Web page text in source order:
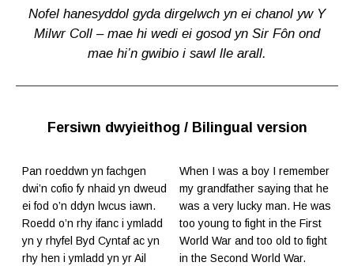
Nofel hanesyddol gyda dirgelwch yn ei chanol yw Y
Milwr Coll – mae hi wedi ei gosod yn Sir Fôn ond
mae hi’n gwibio i sawl lle arall.
Fersiwn dwyieithog / Bilingual version
Pan roeddwn yn fachgen
dwi’n cofio fy nhaid yn dweud
ei fod o’n ddyn lwcus iawn.
Roedd o’n rhy ifanc i ymladd
yn y rhyfel Byd Cyntaf ac yn
rhy hen i ymladd yn yr Ail
When I was a boy I remember
my grandfather saying that he
was a very lucky man. He was
too young to fight in the First
World War and too old to fight
in the Second World War.